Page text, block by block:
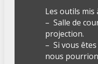
Les outils mis
– Salle de
projection.
– Si vous
nous